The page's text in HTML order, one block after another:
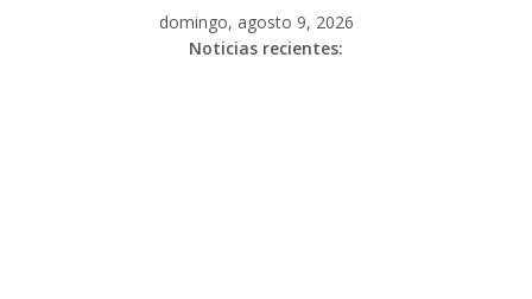
domingo, agosto 9, 2026
Noticias recientes: